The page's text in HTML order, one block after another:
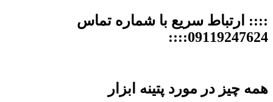
:::: ارتباط سریع با شماره تماس
09119247624::::
همه چیز در مورد پتینه ابزار